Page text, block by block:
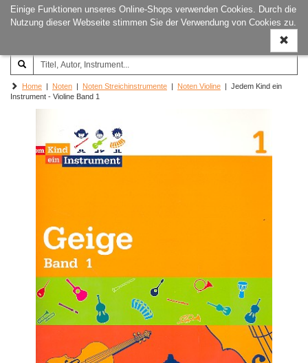
Einige Funktionen unseres Online-Shops verwenden Cookies. Durch die
Nutzung dieser Webseite stimmen Sie der Verwendung von Cookies zu.
ein-/
Joachim‐Trekel‐Musikverlag,
Hamburg
Home | Noten | Noten Streichinstrumente | Noten Violine | Jedem Kind ein
Instrument - Violine Band 1